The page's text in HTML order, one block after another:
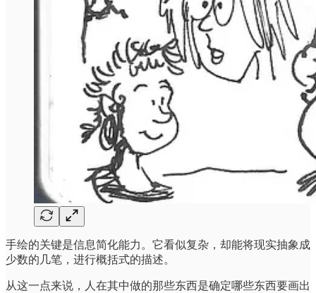
手绘的关键是信息简化能力。它看似复杂，却能将现实抽象成
少数的几笔，进行概括式的描述。
从这一点来说，人在其中做的那些东西是确定哪些东西要画出